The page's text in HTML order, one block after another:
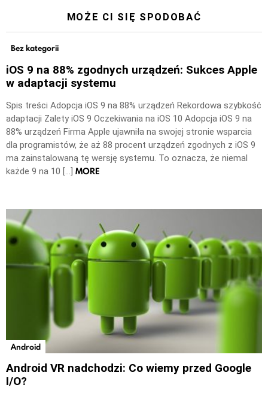
MOŻE CI SIĘ SPODOBAĆ
Bez kategorii
iOS 9 na 88% zgodnych urządzeń: Sukces Apple
w adaptacji systemu
Spis treści Adopcja iOS 9 na 88% urządzeń Rekordowa szybkość
adaptacji Zalety iOS 9 Oczekiwania na iOS 10 Adopcja iOS 9 na
88% urządzeń Firma Apple ujawniła na swojej stronie wsparcia
dla programistów, że aż 88 procent urządzeń zgodnych z iOS 9
ma zainstalowaną tę wersję systemu. To oznacza, że niemal
każde 9 na 10 […] MORE
Android
Android VR nadchodzi: Co wiemy przed Google
I/O?